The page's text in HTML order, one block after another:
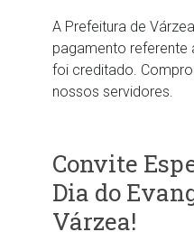
A Prefeitura de
pagamento referente
foi creditado.
nossos servidores.
Convite
Dia do
Várzea!